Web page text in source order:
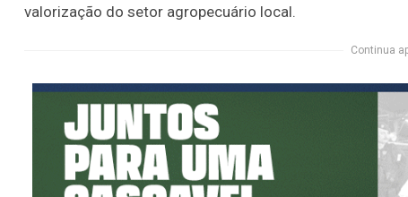
valorização do setor agropecuário local.
Continua